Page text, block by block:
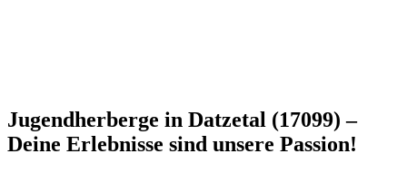
Jugendherberge in Datzetal (17099) –
Deine Erlebnisse sind unsere Passion!